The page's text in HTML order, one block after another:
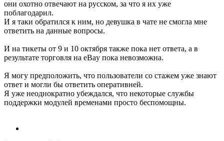
они охотно отвечают на русском, за что я их уже
поблагодарил.
И я таки обратился к ним, но девушка в чате не смогла мне
ответить на данные вопросы.
И на тикеты от 9 и 10 октября также пока нет ответа, а в
результате торговля на eBay пока невозможна.
Я могу предположить, что пользователи со стажем уже знают
ответ и могли бы ответить оперативней.
Я уже неоднократно убеждался, что некоторые службы
поддержки модулей временами просто беспомощны.